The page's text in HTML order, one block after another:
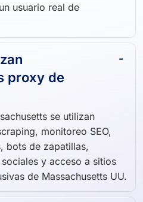
usuario real de
proxy de
se utilizan
monitoreo SEO,
bots de zapatillas,
y acceso a sitios
de Massachusetts UU.